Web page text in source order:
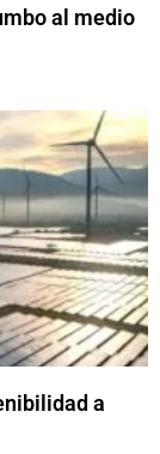
al medio
a